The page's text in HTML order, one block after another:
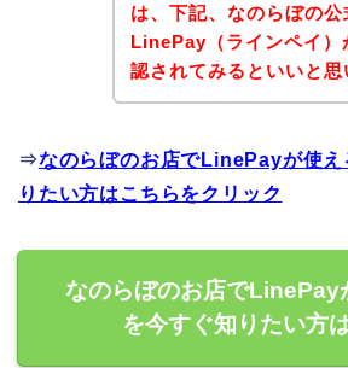
は、下記、なのらぼの
LinePay（ラインペイ）
認されてみるといいと思
⇒なのらぼのお店でLinePayが使え
りたい方はこちらをクリック
なのらぼのお店でLinePay
を今すぐ知りたい方